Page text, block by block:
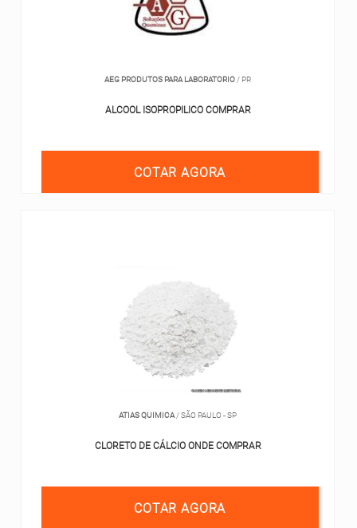
AEG PRODUTOS PARA LABORATORIO / PR
ALCOOL ISOPROPILICO COMPRAR
COTAR AGORA
ATIAS QUIMICA / SÃO PAULO - SP
CLORETO DE CÁLCIO ONDE COMPRAR
COTAR AGORA